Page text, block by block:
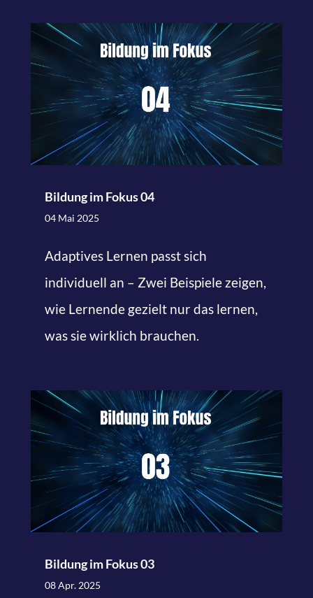
Bildung im Fokus 04
04 Mai 2025
Adaptives Lernen passt sich
individuell an – Zwei Beispiele zeigen,
wie Lernende gezielt nur das lernen,
was sie wirklich brauchen.
Bildung im Fokus 03
08 Apr. 2025